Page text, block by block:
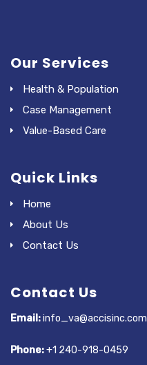
Our Services
Health & Population
Case Management
Value-Based Care
Quick Links
Home
About Us
Contact Us
Contact Us
Email:info_va@accisinc.com
Phone:+1 240-918-0459